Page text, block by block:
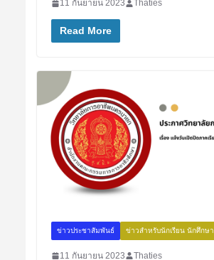
11 กันยายน 2023 Thaties
Read More
ข่าวประชาสัมพันธ์ ข่าวสำหรับนักเรียน นักศึกษา
11 กันยายน 2023 Thaties